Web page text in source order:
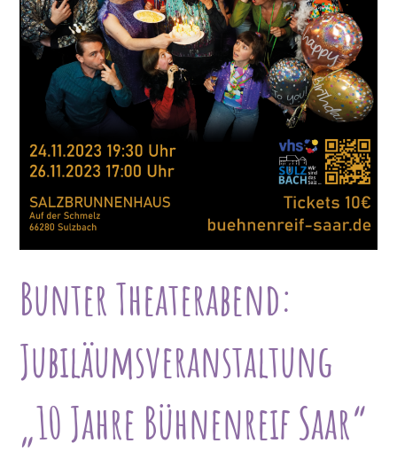
Bunter Theaterabend:
Jubiläumsveranstaltung
„10 Jahre Bühnenreif Saar“